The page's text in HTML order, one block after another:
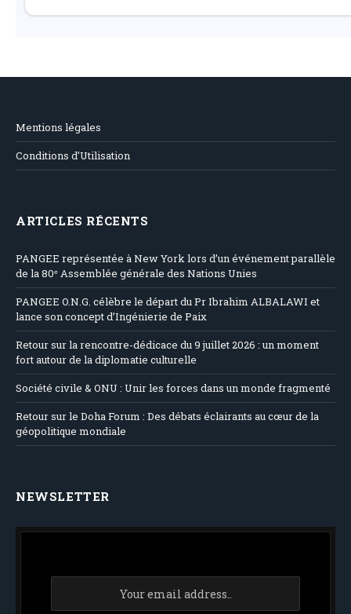
Mentions légales
Conditions d’Utilisation
ARTICLES RÉCENTS
PANGEE représentée à New York lors d’un événement parallèle
de la 80ᵉ Assemblée générale des Nations Unies
PANGEE O.N.G. célèbre le départ du Pr Ibrahim ALBALAWI et
lance son concept d’Ingénierie de Paix
Retour sur la rencontre-dédicace du 9 juillet 2026 : un moment
fort autour de la diplomatie culturelle
Société civile & ONU : Unir les forces dans un monde fragmenté
Retour sur le Doha Forum : Des débats éclairants au cœur de la
géopolitique mondiale
NEWSLETTER